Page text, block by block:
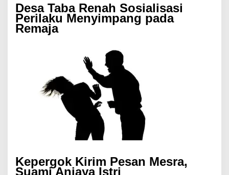
Desa Taba Renah Sosialisasi
Perilaku Menyimpang pada
Remaja
Kepergok Kirim Pesan Mesra,
Suami Aniaya Istri